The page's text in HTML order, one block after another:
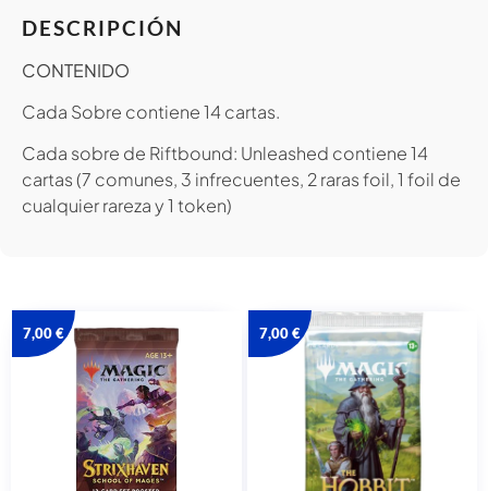
DESCRIPCIÓN
CONTENIDO
Cada Sobre contiene 14 cartas.
Cada sobre de Riftbound: Unleashed contiene 14
cartas (7 comunes, 3 infrecuentes, 2 raras foil, 1 foil de
cualquier rareza y 1 token)
7,00€ 7,00€